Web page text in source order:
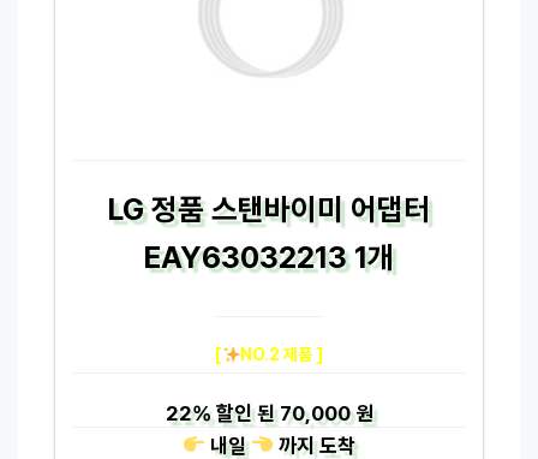
LG 정품 스탠바이미 어댑터
EAY63032213 1개
[ NO.2 제품 ]
22%할인 된70,000 원
내일
까지도착